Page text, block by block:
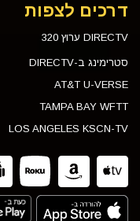
דרכים לצפות
DIRECTV ערוץ 320
סטרימינג ב-DIRECTV
AT&T U-VERSE
TAMPA BAY WFTT
LOS ANGELES KSCN-TV